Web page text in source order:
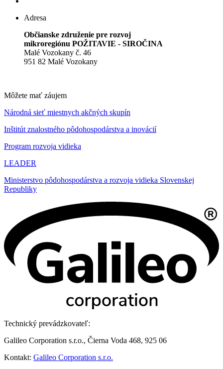
Adresa
Občianske združenie pre rozvoj
mikroregiónu POŽITAVIE - SIROČINA
Malé Vozokany č. 46
951 82 Malé Vozokany
Môžete mať záujem
Národná sieť miestnych akčných skupín
Inštitút znalostného pôdohospodárstva a inovácií
Program rozvoja vidieka
LEADER
Ministerstvo pôdohospodárstva a rozvoja vidieka Slovenskej
Republiky
Technický prevádzkovateľ:
Galileo Corporation s.r.o., Čierna Voda 468, 925 06
Kontakt: Galileo Corporation s.r.o.